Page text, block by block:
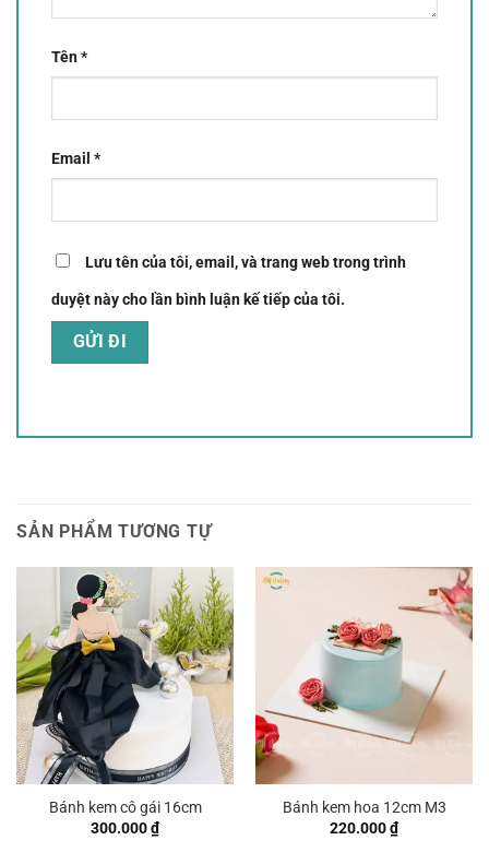
Tên*
Email *
Lưu tên của tôi, email, và trang web trong trình
duyệt này cho lần bình luận kế tiếp của tôi.
SẢN PHẨM TƯƠNG TỰ
Bánh kem cô gái 16cm
300.000₫
Bánh kem hoa 12cm M3
220.000₫